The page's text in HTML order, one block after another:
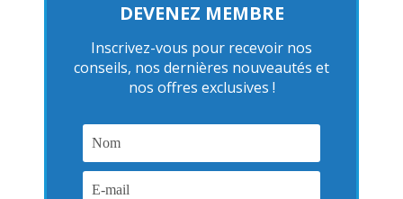
DEVENEZ MEMBRE
Inscrivez-vous pour recevoir nos
conseils, nos dernières nouveautés et
nos offres exclusives !